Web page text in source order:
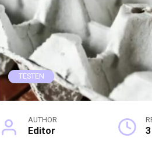
TESTEN
AUTHOR
Editor